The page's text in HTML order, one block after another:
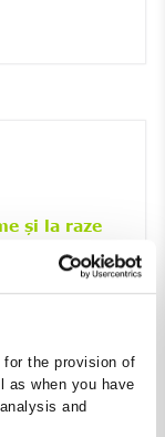
the provision of
as when you have
and
și la raze